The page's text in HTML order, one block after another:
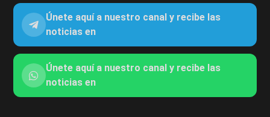
Únete aquí a nuestro canal y recibe las
noticias en
Únete aquí a nuestro canal y recibe las
noticias en